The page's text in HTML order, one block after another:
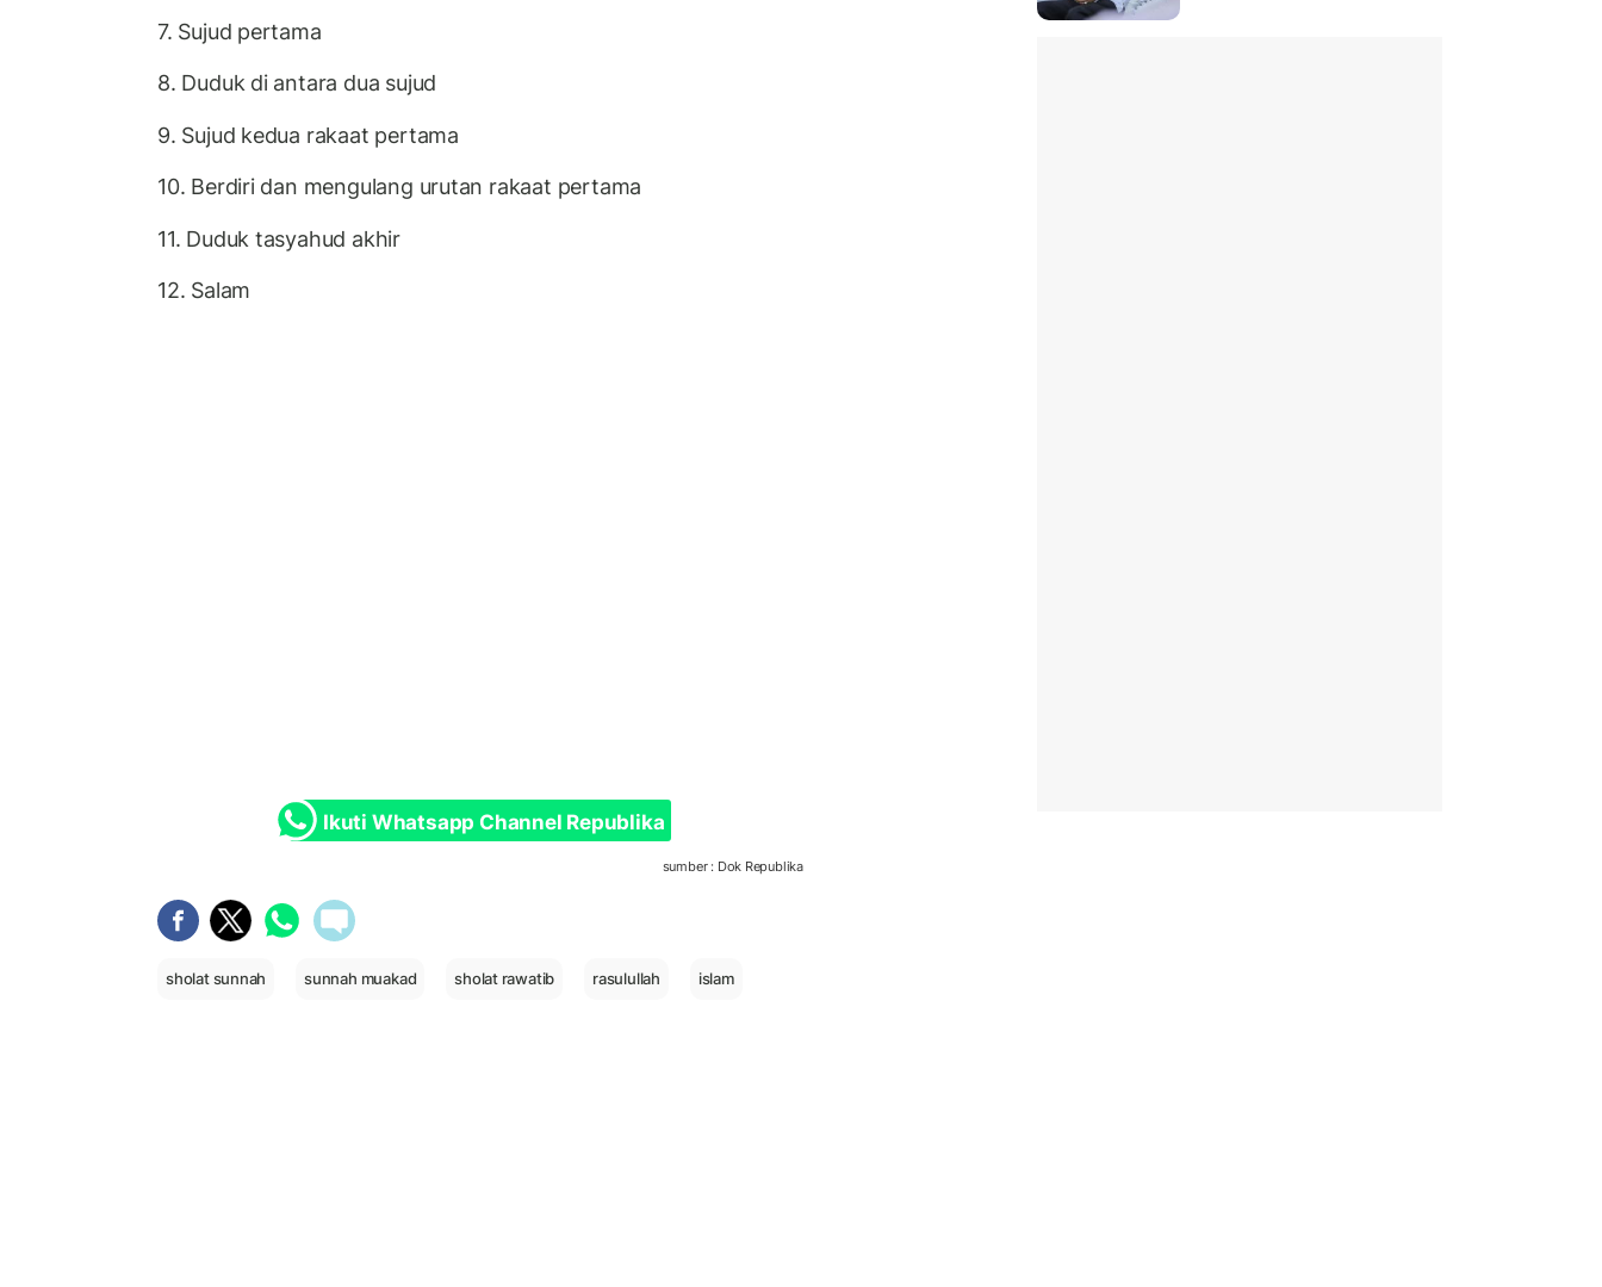
7. Sujud pertama
8. Duduk di antara dua sujud
9. Sujud kedua rakaat pertama
10. Berdiri dan mengulang urutan rakaat pertama
11. Duduk tasyahud akhir
12. Salam
Ikuti Whatsapp Channel Republika
sumber : Dok Republika
sholat sunnah sunnah muakad sholat rawatib rasulullah islam